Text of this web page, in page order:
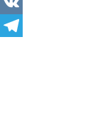
VK